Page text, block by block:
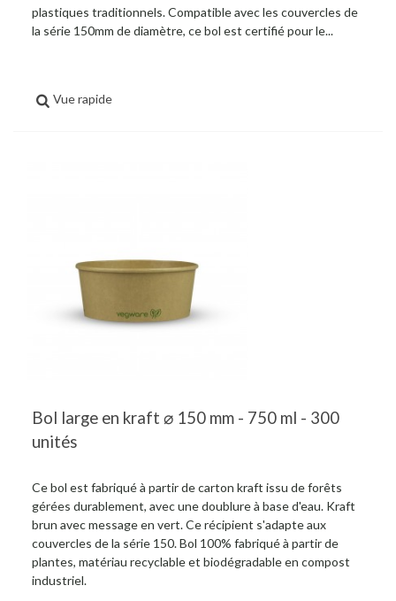
plastiques traditionnels. Compatible avec les couvercles de
la série 150mm de diamètre, ce bol est certifié pour le...
Vue rapide
Bol large en kraft ⌀ 150 mm - 750 ml - 300
unités
Ce bol est fabriqué à partir de carton kraft issu de forêts
gérées durablement, avec une doublure à base d'eau. Kraft
brun avec message en vert. Ce récipient s'adapte aux
couvercles de la série 150. Bol 100% fabriqué à partir de
plantes, matériau recyclable et biodégradable en compost
industriel.